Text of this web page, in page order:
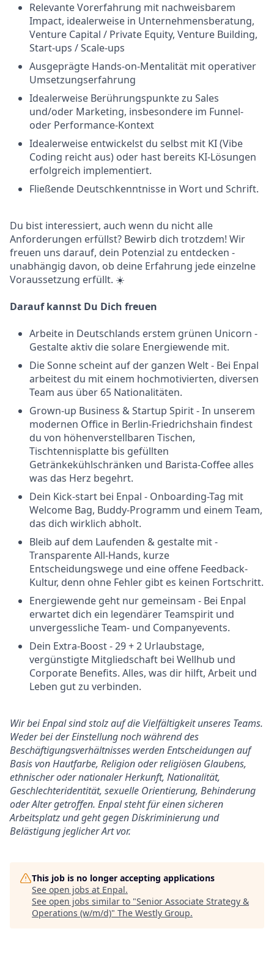
Relevante Vorerfahrung mit nachweisbarem
Impact, idealerweise in Unternehmensberatung,
Venture Capital / Private Equity, Venture Building,
Start-ups / Scale-ups
Ausgeprägte Hands-on-Mentalität mit operativer
Umsetzungserfahrung
Idealerweise Berührungspunkte zu Sales
und/oder Marketing, insbesondere im Funnel-
oder Performance-Kontext
Idealerweise entwickelst du selbst mit KI (Vibe
Coding reicht aus) oder hast bereits KI-Lösungen
erfolgreich implementiert.
Fließende Deutschkenntnisse in Wort und Schrift.
Du bist interessiert, auch wenn du nicht alle
Anforderungen erfüllst? Bewirb dich trotzdem! Wir
freuen uns darauf, dein Potenzial zu entdecken -
unabhängig davon, ob deine Erfahrung jede einzelne
Voraussetzung erfüllt. ☀️
Darauf kannst Du Dich freuen
Arbeite in Deutschlands erstem grünen Unicorn -
Gestalte aktiv die solare Energiewende mit.
Die Sonne scheint auf der ganzen Welt - Bei Enpal
arbeitest du mit einem hochmotivierten, diversen
Team aus über 65 Nationalitäten.
Grown-up Business & Startup Spirit - In unserem
modernen Office in Berlin-Friedrichshain findest
du von höhenverstellbaren Tischen,
Tischtennisplatte bis gefüllten
Getränkekühlschränken und Barista-Coffee alles
was das Herz begehrt.
Dein Kick-start bei Enpal - Onboarding-Tag mit
Welcome Bag, Buddy-Programm und einem Team,
das dich wirklich abholt.
Bleib auf dem Laufenden & gestalte mit -
Transparente All-Hands, kurze
Entscheidungswege und eine offene Feedback-
Kultur, denn ohne Fehler gibt es keinen Fortschritt.
Energiewende geht nur gemeinsam - Bei Enpal
erwartet dich ein legendärer Teamspirit und
unvergessliche Team- und Companyevents.
Dein Extra-Boost - 29 + 2 Urlaubstage,
vergünstigte Mitgliedschaft bei Wellhub und
Corporate Benefits. Alles, was dir hilft, Arbeit und
Leben gut zu verbinden.
Wir bei Enpal sind stolz auf die Vielfältigkeit unseres Teams.
Weder bei der Einstellung noch während des
Beschäftigungsverhältnisses werden Entscheidungen auf
Basis von Hautfarbe, Religion oder religiösen Glaubens,
ethnischer oder nationaler Herkunft, Nationalität,
Geschlechteridentität, sexuelle Orientierung, Behinderung
oder Alter getroffen. Enpal steht für einen sicheren
Arbeitsplatz und geht gegen Diskriminierung und
Belästigung jeglicher Art vor.
This job is no longer accepting applications
See open jobs at Enpal.
See open jobs similar to "Senior Associate Strategy &
Operations (w/m/d)" The Westly Group.